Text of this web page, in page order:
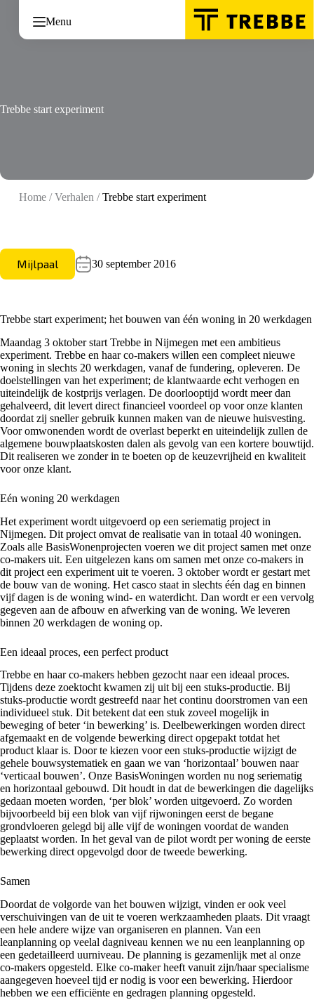
inhoud
Menu
Trebbe start experiment
Home/Verhalen /Trebbe start experiment
Mijlpaal 30 september 2016
Trebbe start experiment; het bouwen van één woning in 20 werkdagen
Maandag 3 oktober start Trebbe in Nijmegen met een ambitieus
experiment. Trebbe en haar co-makers willen een compleet nieuwe
woning in slechts 20 werkdagen, vanaf de fundering, opleveren. De
doelstellingen van het experiment; de klantwaarde echt verhogen en
uiteindelijk de kostprijs verlagen. De doorlooptijd wordt meer dan
gehalveerd, dit levert direct financieel voordeel op voor onze klanten
doordat zij sneller gebruik kunnen maken van de nieuwe huisvesting.
Voor omwonenden wordt de overlast beperkt en uiteindelijk zullen de
algemene bouwplaatskosten dalen als gevolg van een kortere bouwtijd.
Dit realiseren we zonder in te boeten op de keuzevrijheid en kwaliteit
voor onze klant.
Eén woning 20 werkdagen
Het experiment wordt uitgevoerd op een seriematig project in
Nijmegen. Dit project omvat de realisatie van in totaal 40 woningen.
Zoals alle BasisWonenprojecten voeren we dit project samen met onze
co-makers uit. Een uitgelezen kans om samen met onze co-makers in
dit project een experiment uit te voeren. 3 oktober wordt er gestart met
de bouw van de woning. Het casco staat in slechts één dag en binnen
vijf dagen is de woning wind- en waterdicht. Dan wordt er een vervolg
gegeven aan de afbouw en afwerking van de woning. We leveren
binnen 20 werkdagen de woning op.
Een ideaal proces, een perfect product
Trebbe en haar co-makers hebben gezocht naar een ideaal proces.
Tijdens deze zoektocht kwamen zij uit bij een stuks-productie. Bij
stuks-productie wordt gestreefd naar het continu doorstromen van een
individueel stuk. Dit betekent dat een stuk zoveel mogelijk in
beweging of beter ‘in bewerking’ is. Deelbewerkingen worden direct
afgemaakt en de volgende bewerking direct opgepakt totdat het
product klaar is. Door te kiezen voor een stuks-productie wijzigt de
gehele bouwsystematiek en gaan we van ‘horizontaal’ bouwen naar
‘verticaal bouwen’. Onze BasisWoningen worden nu nog seriematig
en horizontaal gebouwd. Dit houdt in dat de bewerkingen die dagelijks
gedaan moeten worden, ‘per blok’ worden uitgevoerd. Zo worden
bijvoorbeeld bij een blok van vijf rijwoningen eerst de begane
grondvloeren gelegd bij alle vijf de woningen voordat de wanden
geplaatst worden. In het geval van de pilot wordt per woning de eerste
bewerking direct opgevolgd door de tweede bewerking.
Samen
Doordat de volgorde van het bouwen wijzigt, vinden er ook veel
verschuivingen van de uit te voeren werkzaamheden plaats. Dit vraagt
een hele andere wijze van organiseren en plannen. Van een
leanplanning op veelal dagniveau kennen we nu een leanplanning op
een gedetailleerd uurniveau. De planning is gezamenlijk met al onze
co-makers opgesteld. Elke co-maker heeft vanuit zijn/haar specialisme
aangegeven hoeveel tijd er nodig is voor een bewerking. Hierdoor
hebben we een efficiënte en gedragen planning opgesteld.